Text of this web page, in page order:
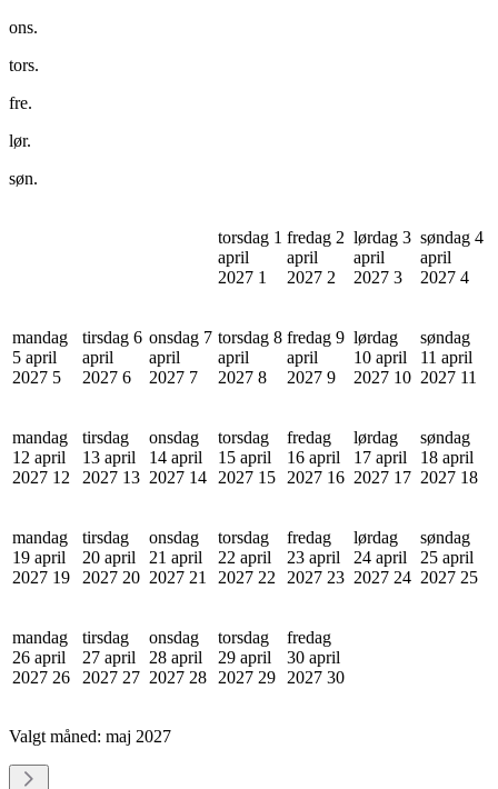
ons.
tors.
fre.
lør.
søn.
torsdag 1
april
2027 1
fredag 2
april
2027 2
lørdag 3
april
2027 3
søndag 4
april
2027 4
mandag
5 april
2027 5
tirsdag 6
april
2027 6
onsdag 7
april
2027 7
torsdag 8
april
2027 8
fredag 9
april
2027 9
lørdag
10 april
2027 10
søndag
11 april
2027 11
mandag
12 april
2027 12
tirsdag
13 april
2027 13
onsdag
14 april
2027 14
torsdag
15 april
2027 15
fredag
16 april
2027 16
lørdag
17 april
2027 17
søndag
18 april
2027 18
mandag
19 april
2027 19
tirsdag
20 april
2027 20
onsdag
21 april
2027 21
torsdag
22 april
2027 22
fredag
23 april
2027 23
lørdag
24 april
2027 24
søndag
25 april
2027 25
mandag
26 april
2027 26
tirsdag
27 april
2027 27
onsdag
28 april
2027 28
torsdag
29 april
2027 29
fredag
30 april
2027 30
Valgt måned: maj 2027